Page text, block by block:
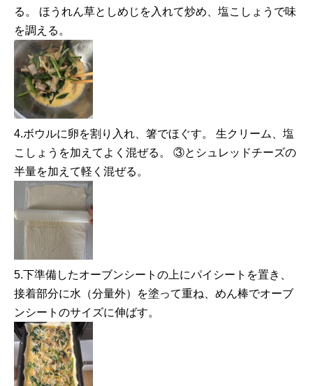
る。 ほうれん草としめじを入れて炒め、塩こしょうで味
を調える。
4.ボウルに卵を割り入れ、箸でほぐす。 生クリーム、塩
こしょうを加えてよく混ぜる。 ③とシュレッドチーズの
半量を加えて軽く混ぜる。
5.下準備したオーブンシートの上にパイシートを置き、
接着部分に水（分量外）を塗って重ね、めん棒でオーブ
ンシートのサイズに伸ばす。